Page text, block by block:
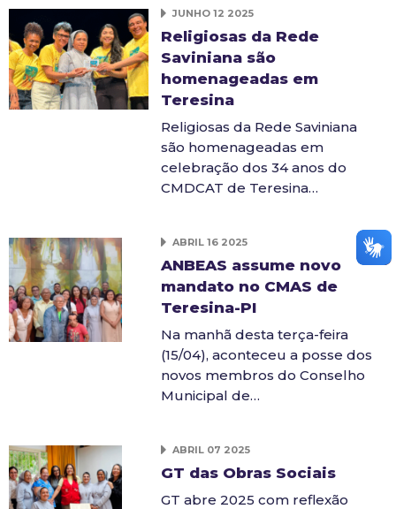
JUNHO 12 2025
Religiosas da Rede
Saviniana são
homenageadas em
Teresina
Religiosas da Rede Saviniana
são homenageadas em
celebração dos 34 anos do
CMDCAT de Teresina…
ABRIL 16 2025
ANBEAS assume novo
mandato no CMAS de
Teresina-PI
Na manhã desta terça-feira
(15/04), aconteceu a posse dos
novos membros do Conselho
Municipal de…
ABRIL 07 2025
GT das Obras Sociais
GT abre 2025 com reflexão